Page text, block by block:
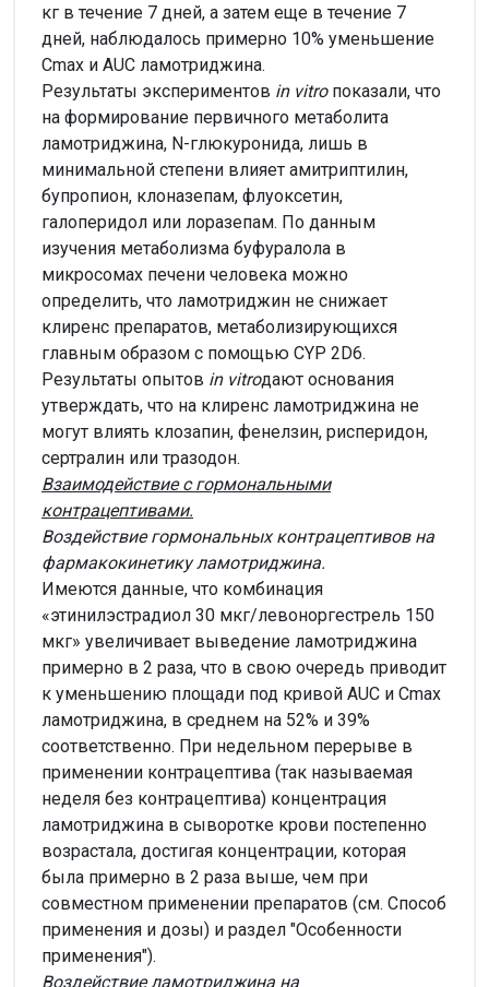
кг в течение 7 дней, а затем еще в течение 7
дней, наблюдалось примерно 10% уменьшение
Сmax и AUC ламотриджина.
Результаты экспериментов in vitroпоказали, что
на формирование первичного метаболита
ламотриджина, N-глюкуронида, лишь в
минимальной степени влияет амитриптилин,
бупропион, клоназепам, флуоксетин,
галоперидол или лоразепам. По данным
изучения метаболизма буфуралола в
микросомах печени человека можно
определить, что ламотриджин не снижает
клиренс препаратов, метаболизирующихся
главным образом с помощью CYP 2D6.
Результаты опытов in vitroдают основания
утверждать, что на клиренс ламотриджина не
могут влиять клозапин, фенелзин, рисперидон,
сертралин или тразодон.
Взаимодействие с гормональными
контрацептивами.
Воздействие гормональных контрацептивов на
фармакокинетику ламотриджина.
Имеются данные, что комбинация
«этинилэстрадиол 30 мкг/левоноргестрель 150
мкг» увеличивает выведение ламотриджина
примерно в 2 раза, что в свою очередь приводит
к уменьшению площади под кривой AUC и Cmax
ламотриджина, в среднем на 52% и 39%
соответственно. При недельном перерыве в
применении контрацептива (так называемая
неделя без контрацептива) концентрация
ламотриджина в сыворотке крови постепенно
возрастала, достигая концентрации, которая
была примерно в 2 раза выше, чем при
совместном применении препаратов (см. Способ
применения и дозы) и раздел "Особенности
применения").
Воздействие ламотриджина на